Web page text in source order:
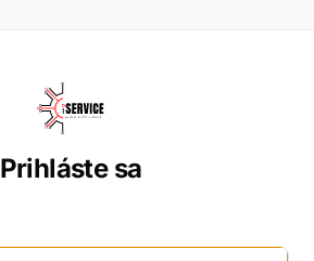
Prihláste sa